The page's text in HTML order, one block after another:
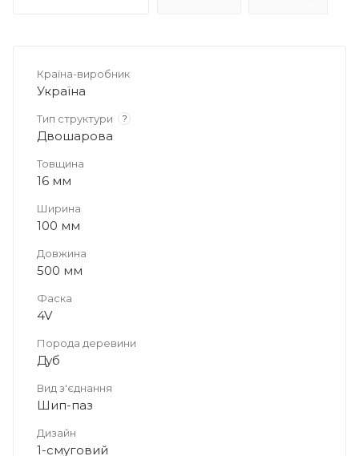
Країна-виробник
Україна
Тип структури ?
Двошарова
Товщина
16 мм
Ширина
100 мм
Довжина
500 мм
Фаска
4V
Порода деревини
Дуб
Вид з'єднання
Шип-паз
Дизайн
1-смуговий